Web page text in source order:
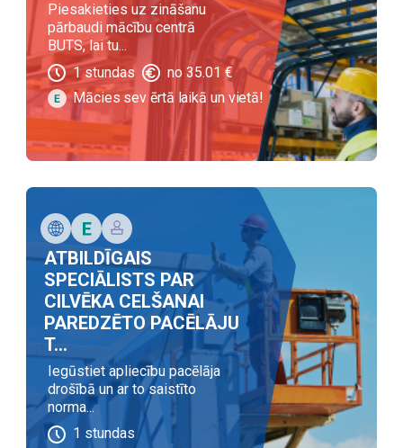
Piesakieties uz zināšanu
pārbaudi mācību centrā
BUTS, lai tu...
1 stundas no35.01 €
Mācies sev ērtā laikā un vietā!
ATBILDĪGAIS
SPECIĀLISTS PAR
CILVĒKA CELŠANAI
PAREDZĒTO PACĒLĀJU
T...
Iegūstiet apliecību pacēlāja
drošībā un ar to saistīto
norma...
1 stundas